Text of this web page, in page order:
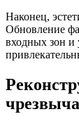
Наконец,
Обновление
входных зон и